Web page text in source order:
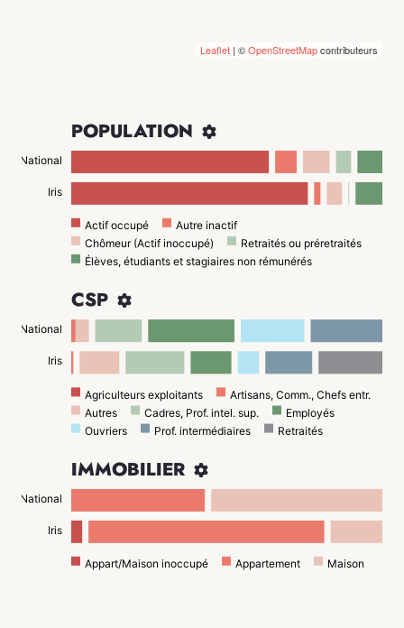
Leaflet | ©OpenStreetMapcontributeurs
POPULATION 
National
Iris
Actif occupé
Autre inactif
Chômeur (Actif inoccupé)
Retraités ou préretraités
Élèves, étudiants et stagiaires non rémunérés
CSP 
National
Iris
Agriculteurs exploitants
Artisans, Comm., Chefs entr.
Autres
Cadres, Prof. intel. sup.
Employés
Ouvriers
Prof. intermédiaires Retraités
IMMOBILIER 
National
Iris
Appart/Maison inoccupé Appartement Maison